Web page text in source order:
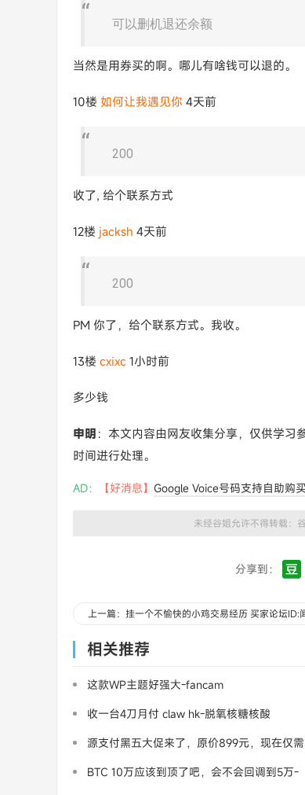
可以删机退还余额
当然是用券买的啊。哪儿有啥钱可以退的。
10楼 如何让我遇见你 4天前
200
收了, 给个联系方式
12楼 jacksh 4天前
200
PM 你了，给个联系方式。我收。
13楼 cxixc 1小时前
多少钱
申明 ：本文内容由网友收集分享，仅供学习
时间进行处理。
AD： 【好消息】 Google Voice号码支持自助购买
未经谷姐允许不得转载：
分享到：
上一篇：挂一个不愉快的小鸡交易经历 买家论坛
相关推荐
这款WP主题好强大-fancam
收一台4刀月付 claw hk-脱氧核糖核酸
源支付黑五大促来了，原价899元，现在仅
BTC 10万应该到顶了吧，会不会回调到5万-